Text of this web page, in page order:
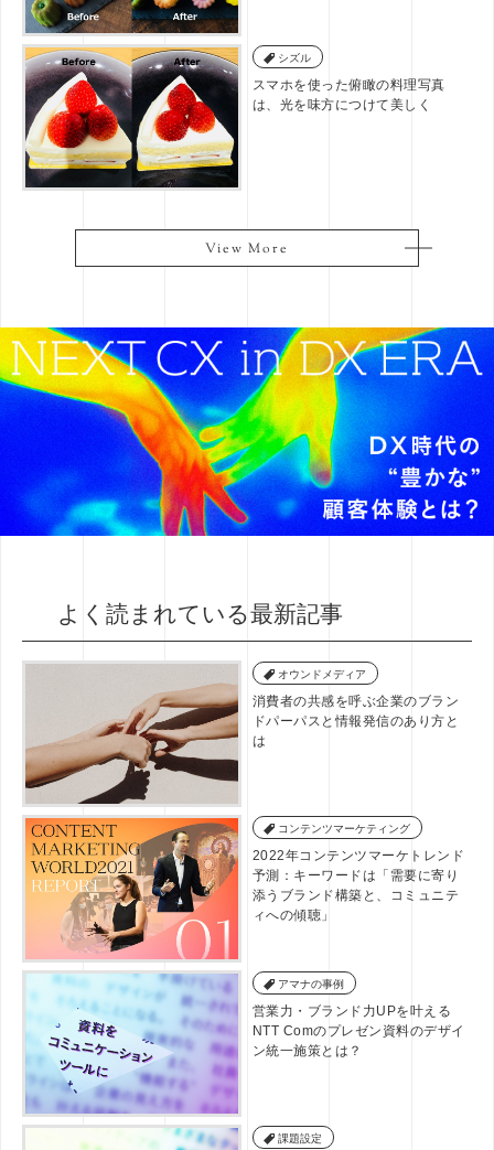
シズル
スマホを使った俯瞰の料理写真
は、光を味方につけて美しく
View More
View More
よく読まれている最新記事
オウンドメディア
消費者の共感を呼ぶ企業のブラン
ドパーパスと情報発信のあり方と
は
コンテンツマーケティング
2022年コンテンツマーケトレンド
予測：キーワードは「需要に寄り
添うブランド構築と、コミュニテ
ィへの傾聴」
アマナの事例
営業力・ブランド力UPを叶える
NTT Comのプレゼン資料のデザイ
ン統一施策とは？
課題設定